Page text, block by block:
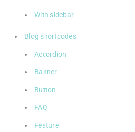
With sidebar
Blog shortcodes
Accordion
Banner
Button
FAQ
Feature